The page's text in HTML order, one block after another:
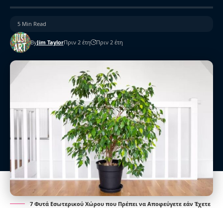
ByJim TaylorΠριν 2 έτη Πριν 2 έτη
5 Min Read
7 Φυτά Εσωτερικού Χώρου που Πρέπει να Αποφεύγετε εάν Έχετε